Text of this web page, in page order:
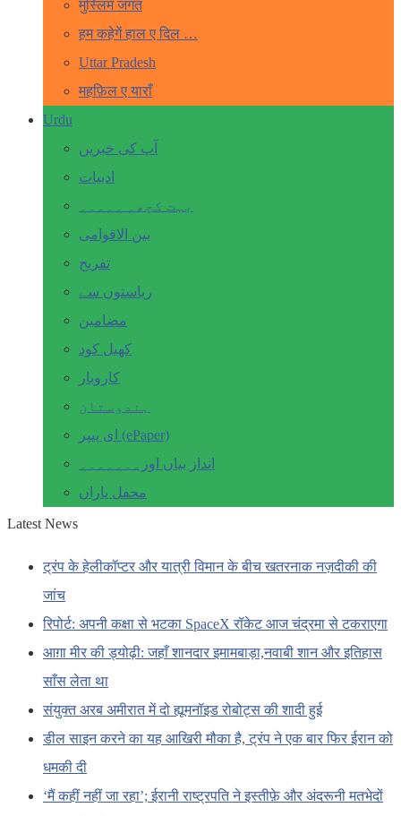
मुस्लिम जगत
हम कहेगें हाल ए दिल …
Uttar Pradesh
महफ़िल ए याराँ
Urdu
آپ کی خبریں
ادبیات
بہت کچھ۔ ۔۔۔۔۔
بین الاقوامی
تفریح
ریاستوں سے
مضامین
کھیل کود
کاروبار
ہندوستان
ای پیپر (ePaper)
انداز بیاں اور۔۔۔۔۔۔۔
محفل یاراں
Latest News
ट्रंप के हेलीकॉप्टर और यात्री विमान के बीच खतरनाक नज़दीकी की
जांच
रिपोर्ट: अपनी कक्षा से भटका SpaceX रॉकेट आज चंद्रमा से टकराएगा
आग़ा मीर की ड्योढ़ी: जहाँ शानदार इमामबाड़ा,नवाबी शान और इतिहास
साँस लेता था
संयुक्त अरब अमीरात में दो ह्यूमनॉइड रोबोट्स की शादी हुई
डील साइन करने का यह आखिरी मौका है, ट्रंप ने एक बार फिर ईरान को
धमकी दी
‘मैं कहीं नहीं जा रहा’; ईरानी राष्ट्रपति ने इस्तीफ़े और अंदरूनी मतभेदों